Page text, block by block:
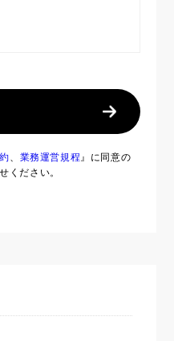
、 業務運営規程』に同意の
ください。